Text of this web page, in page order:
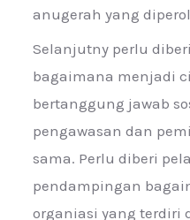
anugerah yang
Selanjutny perlu
bagaimana menjadi
bertanggung jawab
pengawasan dan
sama. Perlu diberi
pendampingan
organiasi yang terdiri